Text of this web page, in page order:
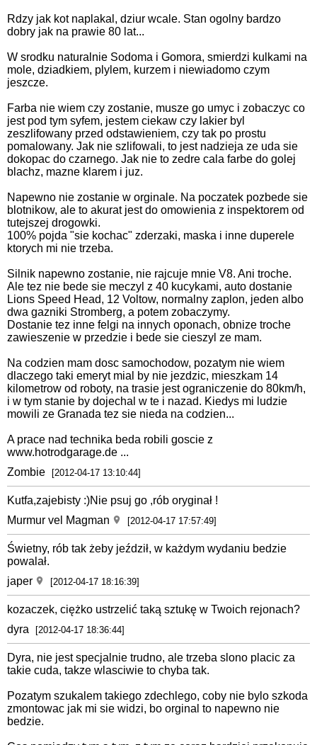
Rdzy jak kot naplakal, dziur wcale. Stan ogolny bardzo
dobry jak na prawie 80 lat...
W srodku naturalnie Sodoma i Gomora, smierdzi kulkami na
mole, dziadkiem, plylem, kurzem i niewiadomo czym
jeszcze.
Farba nie wiem czy zostanie, musze go umyc i zobaczyc co
jest pod tym syfem, jestem ciekaw czy lakier byl
zeszlifowany przed odstawieniem, czy tak po prostu
pomalowany. Jak nie szlifowali, to jest nadzieja ze uda sie
dokopac do czarnego. Jak nie to zedre cala farbe do golej
blachz, mazne klarem i juz.
Napewno nie zostanie w orginale. Na poczatek pozbede sie
blotnikow, ale to akurat jest do omowienia z inspektorem od
tutejszej drogowki.
100% pojda "sie kochac" zderzaki, maska i inne duperele
ktorych mi nie trzeba.
Silnik napewno zostanie, nie rajcuje mnie V8. Ani troche.
Ale tez nie bede sie meczyl z 40 kucykami, auto dostanie
Lions Speed Head, 12 Voltow, normalny zaplon, jeden albo
dwa gazniki Stromberg, a potem zobaczymy.
Dostanie tez inne felgi na innych oponach, obnize troche
zawieszenie w przedzie i bede sie cieszyl ze mam.
Na codzien mam dosc samochodow, pozatym nie wiem
dlaczego taki emeryt mial by nie jezdzic, mieszkam 14
kilometrow od roboty, na trasie jest ograniczenie do 80km/h,
i w tym stanie by dojechal w te i nazad. Kiedys mi ludzie
mowili ze Granada tez sie nieda na codzien...
A prace nad technika beda robili goscie z
www.hotrodgarage.de ...
Zombie
[2012-04-17 13:10:44]
Kutfa,zajebisty :)Nie psuj go ,rób oryginał !
Murmur vel Magman
[2012-04-17 17:57:49]
Świetny, rób tak żeby jeździł, w każdym wydaniu bedzie
powalał.
japer
[2012-04-17 18:16:39]
kozaczek, ciężko ustrzelić taką sztukę w Twoich rejonach?
dyra
[2012-04-17 18:36:44]
Dyra, nie jest specjalnie trudno, ale trzeba slono placic za
takie cuda, takze wlasciwie to chyba tak.
Pozatym szukalem takiego zdechlego, coby nie bylo szkoda
zmontowac jak mi sie widzi, bo orginal to napewno nie
bedzie.